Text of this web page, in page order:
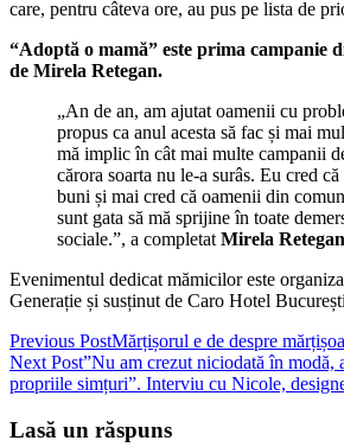
care, pentru câteva ore, au pus pe lista de
“Adoptă o mamă” este prima campanie
de Mirela Retegan.
„An de an, am ajutat oamenii cu
propus ca anul acesta să fac și mai
mă implic în cât mai multe campanii
cărora soarta nu le-a surâs. Eu cred
buni și mai cred că oamenii din
sunt gata să mă sprijine în toate
sociale.”, a completatMirela Retegan
Evenimentul dedicat mămicilor este
Generație și susținut de Caro Hotel
Post
navigation
Previous PostMărțișorul e de despre
Next Post”Nu am crezut niciodată în modă,
propriile simțuri”. Interviu cu Nicole,
Lasă un răspuns